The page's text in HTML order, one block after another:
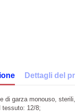
Dettagli del
di garza monouso,
tessuto: 12/8;